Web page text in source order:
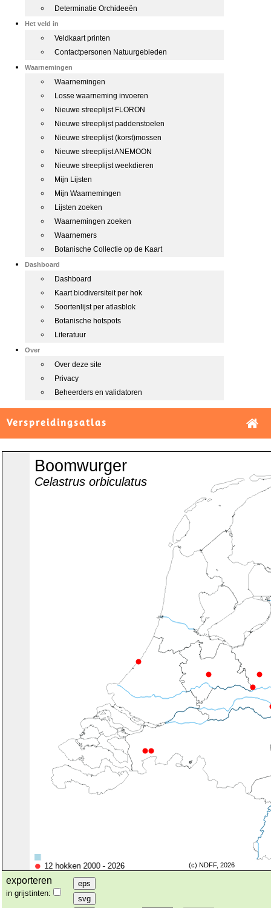
Determinatie Orchideeën
Het veld in
Veldkaart printen
Contactpersonen Natuurgebieden
Waarnemingen
Waarnemingen
Losse waarneming invoeren
Nieuwe streeplijst FLORON
Nieuwe streeplijst paddenstoelen
Nieuwe streeplijst (korst)mossen
Nieuwe streeplijst ANEMOON
Nieuwe streeplijst weekdieren
Mijn Lijsten
Mijn Waarnemingen
Lijsten zoeken
Waarnemingen zoeken
Waarnemers
Botanische Collectie op de Kaart
Dashboard
Dashboard
Kaart biodiversiteit per hok
Soortenlijst per atlasblok
Botanische hotspots
Literatuur
Over
Over deze site
Privacy
Beheerders en validatoren
Verspreidingsatlas